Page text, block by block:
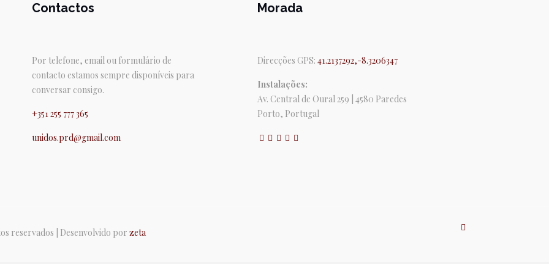
Contactos
Por telefone, email ou formulário de
contacto estamos sempre disponíveis para
conversar consigo.
+351 255 777 365
unidos.prd@gmail.com
Morada
Direcções GPS: 41.2137292,-8.3206347
Instalações:
Av. Central de Oural 259 | 4580 Paredes
Porto, Portugal
reservados | Desenvolvido por zeta